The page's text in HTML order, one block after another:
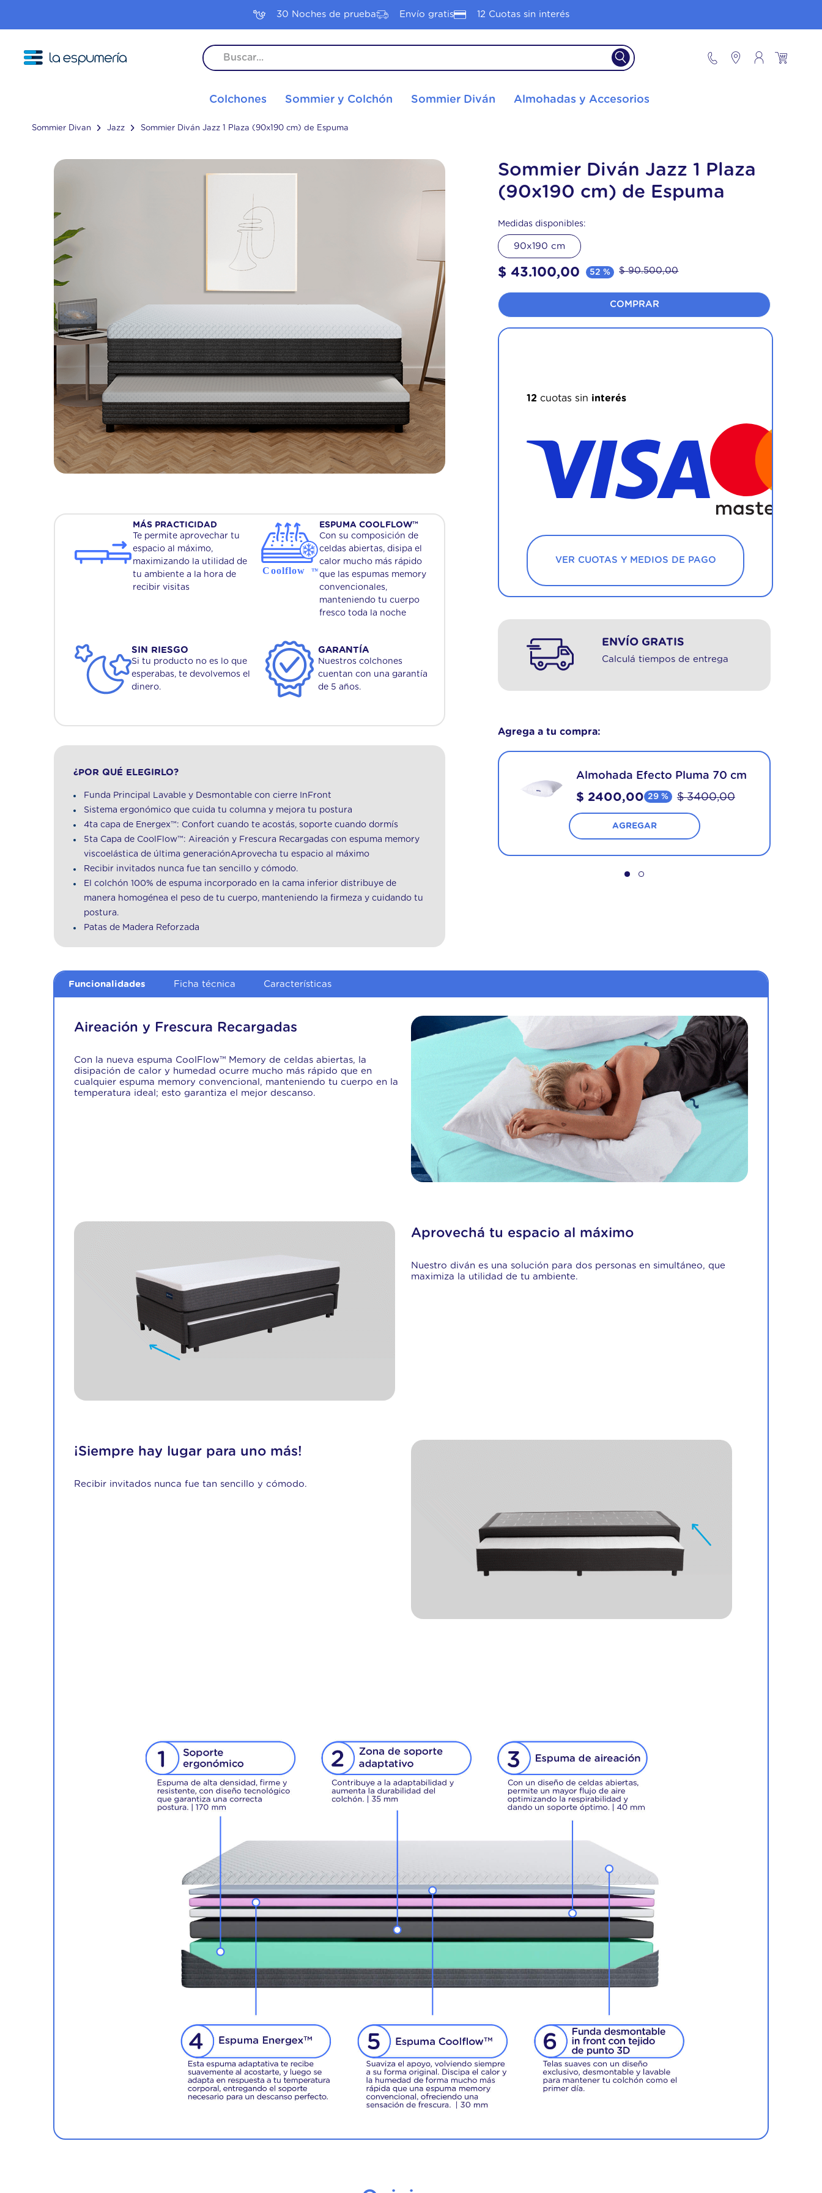
30 Noches de prueba Envío gratis 12 Cuotas sin interés
Colchones Sommier y Colchón Sommier Diván Almohadas y Accesorios
Sommier Divan Jazz Sommier Diván Jazz 1 Plaza (90x190 cm) de Espuma
MÁS PRACTICIDAD
Te permite aprovechar tu
espacio al máximo,
maximizando la utilidad de
tu ambiente a la hora de
recibir visitas
ESPUMA COOLFLOW™
Con su composición de
celdas abiertas, disipa el
calor mucho más rápido
que las espumas memory
convencionales,
manteniendo tu cuerpo
fresco toda la noche
SIN RIESGO
Si tu producto no es lo que
esperabas, te devolvemos el
dinero.
GARANTÍA
Nuestros colchones
cuentan con una garantía
de 5 años.
¿POR QUÉ ELEGIRLO?
Funda Principal Lavable y Desmontable con cierre InFront
Sistema ergonómico que cuida tu columna y mejora tu postura
4ta capa de Energex™: Confort cuando te acostás, soporte cuando dormís
5ta Capa de CoolFlow™: Aireación y Frescura Recargadas con espuma memory
viscoelástica de última generaciónAprovecha tu espacio al máximo
Recibir invitados nunca fue tan sencillo y cómodo.
El colchón 100% de espuma incorporado en la cama inferior distribuye de
manera homogénea el peso de tu cuerpo, manteniendo la firmeza y cuidando tu
postura.
Patas de Madera Reforzada
Sommier Diván Jazz 1 Plaza
(90x190 cm) de Espuma
Medidas disponibles:
90x190 cm
$ 43.100,00 52 % $ 90.500,00
COMPRAR
12 cuotas sin interés
VER CUOTAS Y MEDIOS DE PAGO
ENVÍO GRATIS
Calculá tiempos de entrega
Agrega a tu compra:
$ 5000
AGREGAR
Almohada Efecto Pluma 70 cm
$ 3400,00
$ 2400,00 29 %
AGREGAR
Funcionalidades Ficha técnica Características
Aireación y Frescura Recargadas
Con la nueva espuma CoolFlow™ Memory de celdas abiertas, la
disipación de calor y humedad ocurre mucho más rápido que en
cualquier espuma memory convencional, manteniendo tu cuerpo en la
temperatura ideal; esto garantiza el mejor descanso.
Aprovechá tu espacio al máximo
Nuestro diván es una solución para dos personas en simultáneo, que
maximiza la utilidad de tu ambiente.
¡Siempre hay lugar para uno más!
Recibir invitados nunca fue tan sencillo y cómodo.
1. colchon 2 plazas
colchon 1 plaza
rock
7. colchón
8 colchon pop
9.
10. folk